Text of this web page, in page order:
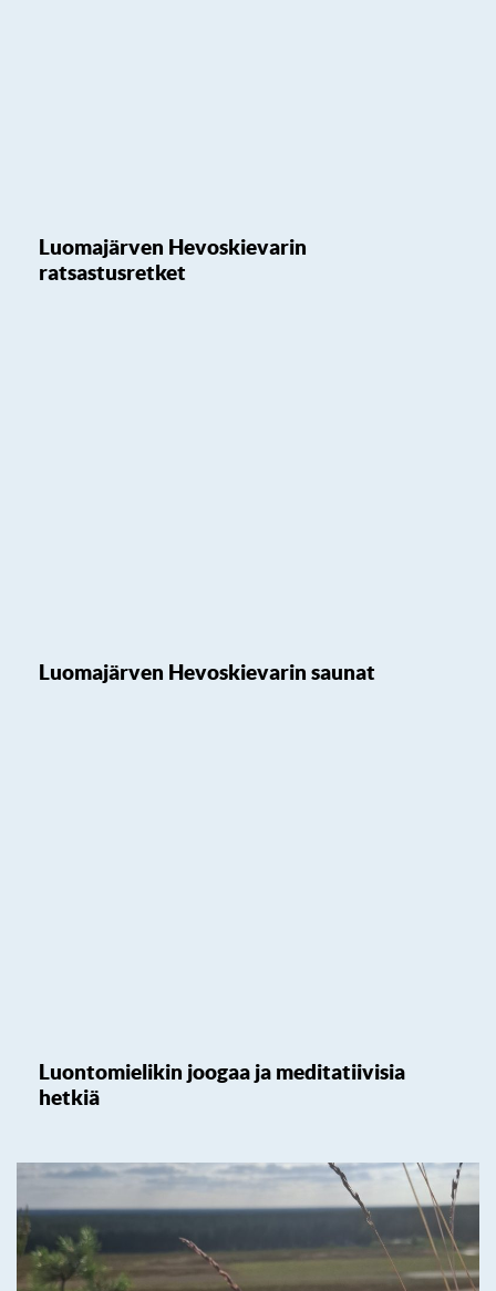
Luomajärven Hevoskievarin
ratsastusretket
Luomajärven Hevoskievarin saunat
Luontomielikin joogaa ja meditatiivisia
hetkiä